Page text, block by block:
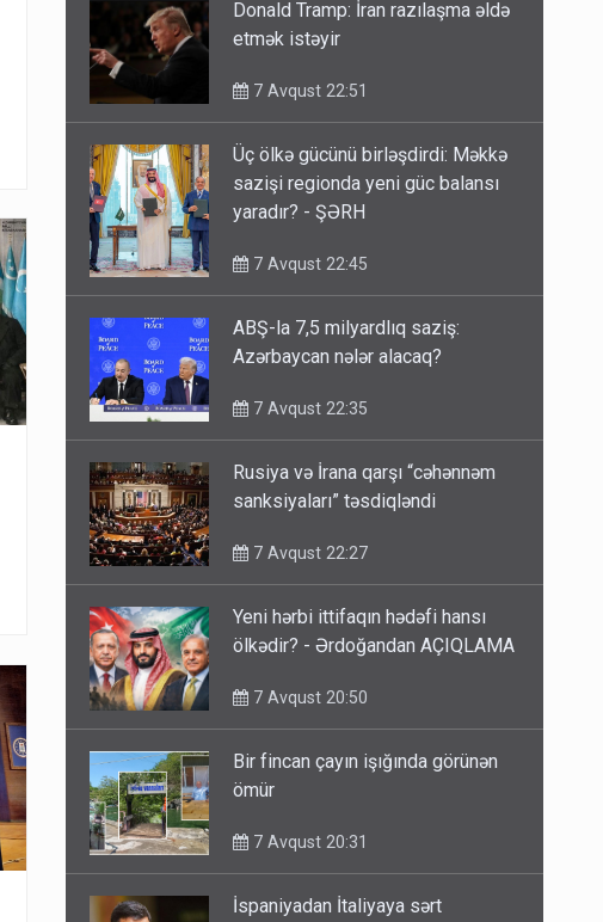
Donald Tramp: İran razılaşma əldə
etmək istəyir
7 Avqust 22:51
Üç ölkə gücünü birləşdirdi: Məkkə
sazişi regionda yeni güc balansı
yaradır? - ŞƏRH
7 Avqust 22:45
ABŞ-la 7,5 milyardlıq saziş:
Azərbaycan nələr alacaq?
7 Avqust 22:35
Rusiya və İrana qarşı “cəhənnəm
sanksiyaları” təsdiqləndi
7 Avqust 22:27
Yeni hərbi ittifaqın hədəfi hansı
ölkədir? - Ərdoğandan AÇIQLAMA
7 Avqust 20:50
Bir fincan çayın işığında görünən
ömür
7 Avqust 20:31
İspaniyadan İtaliyaya sərt